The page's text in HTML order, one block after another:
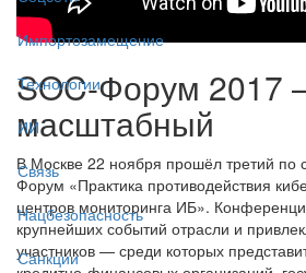
Импортозамещение
Технологии
ИИ
Связь
Нацбезопасность
Санкции
SOC-Форум
масштабный
В Москве 22 ноября прошёл третий по
Форум «Практика противодействия
центров мониторинга ИБ».
крупнейших событий отрасли и
участников — среди которых